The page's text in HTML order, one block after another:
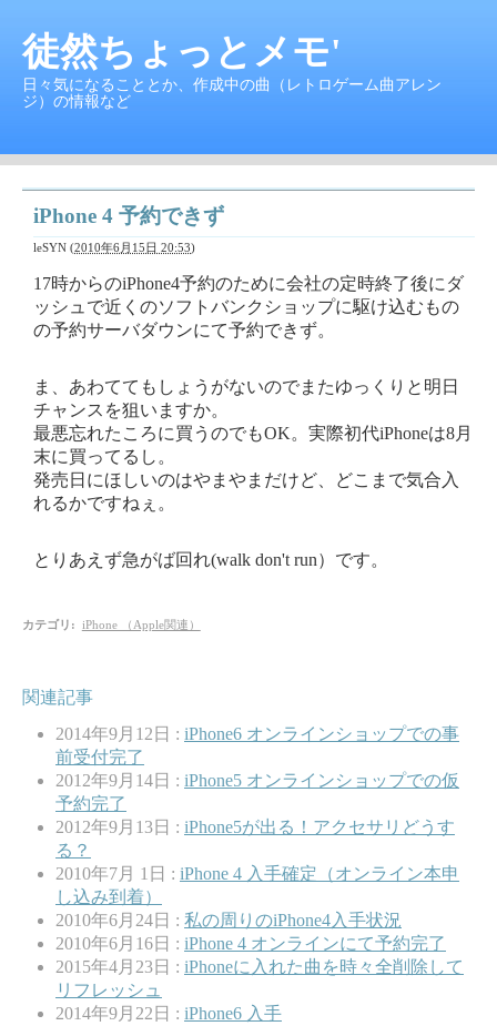
徒然ちょっとメモ'
日々気になることとか、作成中の曲（レトロゲーム曲アレン
ジ）の情報など
iPhone 4 予約できず
leSYN (2010年6月15日 20:53)
17時からのiPhone4予約のために会社の定時終了後にダ
ッシュで近くのソフトバンクショップに駆け込むもの
の予約サーバダウンにて予約できず。
ま、あわててもしょうがないのでまたゆっくりと明日
チャンスを狙いますか。
最悪忘れたころに買うのでもOK。実際初代iPhoneは8月
末に買ってるし。
発売日にほしいのはやまやまだけど、どこまで気合入
れるかですねぇ。
とりあえず急がば回れ(walk don't run）です。
カテゴリ : iPhone （Apple関連）
関連記事
2014年9月12日 : iPhone6 オンラインショップでの事
前受付完了
2012年9月14日 : iPhone5 オンラインショップでの仮
予約完了
2012年9月13日 : iPhone5が出る！アクセサリどうす
る？
2010年7月 1日 : iPhone 4 入手確定（オンライン本申
し込み到着）
2010年6月24日 : 私の周りのiPhone4入手状況
2010年6月16日 : iPhone 4 オンラインにて予約完了
2015年4月23日 : iPhoneに入れた曲を時々全削除して
リフレッシュ
2014年9月22日 : iPhone6 入手